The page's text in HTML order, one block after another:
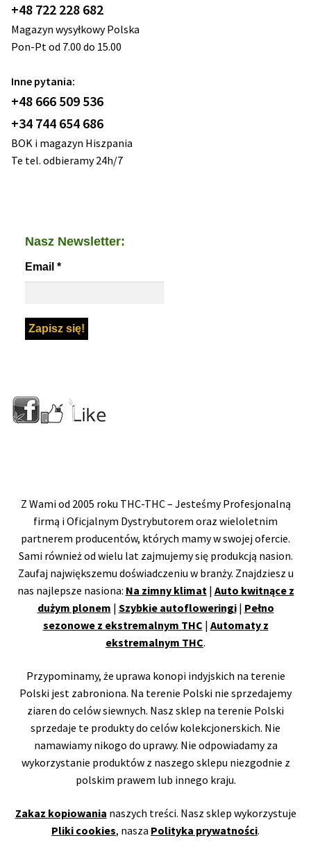
+48 722 228 682
Magazyn wysyłkowy Polska
Pon-Pt od 7.00 do 15.00
Inne pytania:
+48 666 509 536
+34 744 654 686
BOK i magazyn Hiszpania
Te tel. odbieramy 24h/7
Nasz Newsletter:
Email *
Z Wami od 2005 roku THC-THC – Jesteśmy Profesjonalną
firmą i Oficjalnym Dystrybutorem oraz wieloletnim
partnerem producentów, których mamy w swojej ofercie.
Sami również od wielu lat zajmujemy się produkcją nasion.
Zaufaj największemu doświadczeniu w branży. Znajdziesz u
nas najlepsze nasiona: Na zimny klimat| Auto kwitnące z
dużym plonem | Szybkie autofloweringi| Pełno
sezonowe z ekstremalnym THC | Automaty z
ekstremalnym THC.
Przypominamy, że uprawa konopi indyjskich na terenie
Polski jest zabroniona. Na terenie Polski nie sprzedajemy
ziaren do celów siewnych. Nasz sklep na terenie Polski
sprzedaje te produkty do celów kolekcjonerskich. Nie
namawiamy nikogo do uprawy. Nie odpowiadamy za
wykorzystanie produktów z naszego sklepu niezgodnie z
polskim prawem lub innego kraju.
Zakaz kopiowania naszych treści. Nasz sklep wykorzystuje
Pliki cookies, nasza Polityka prywatności.